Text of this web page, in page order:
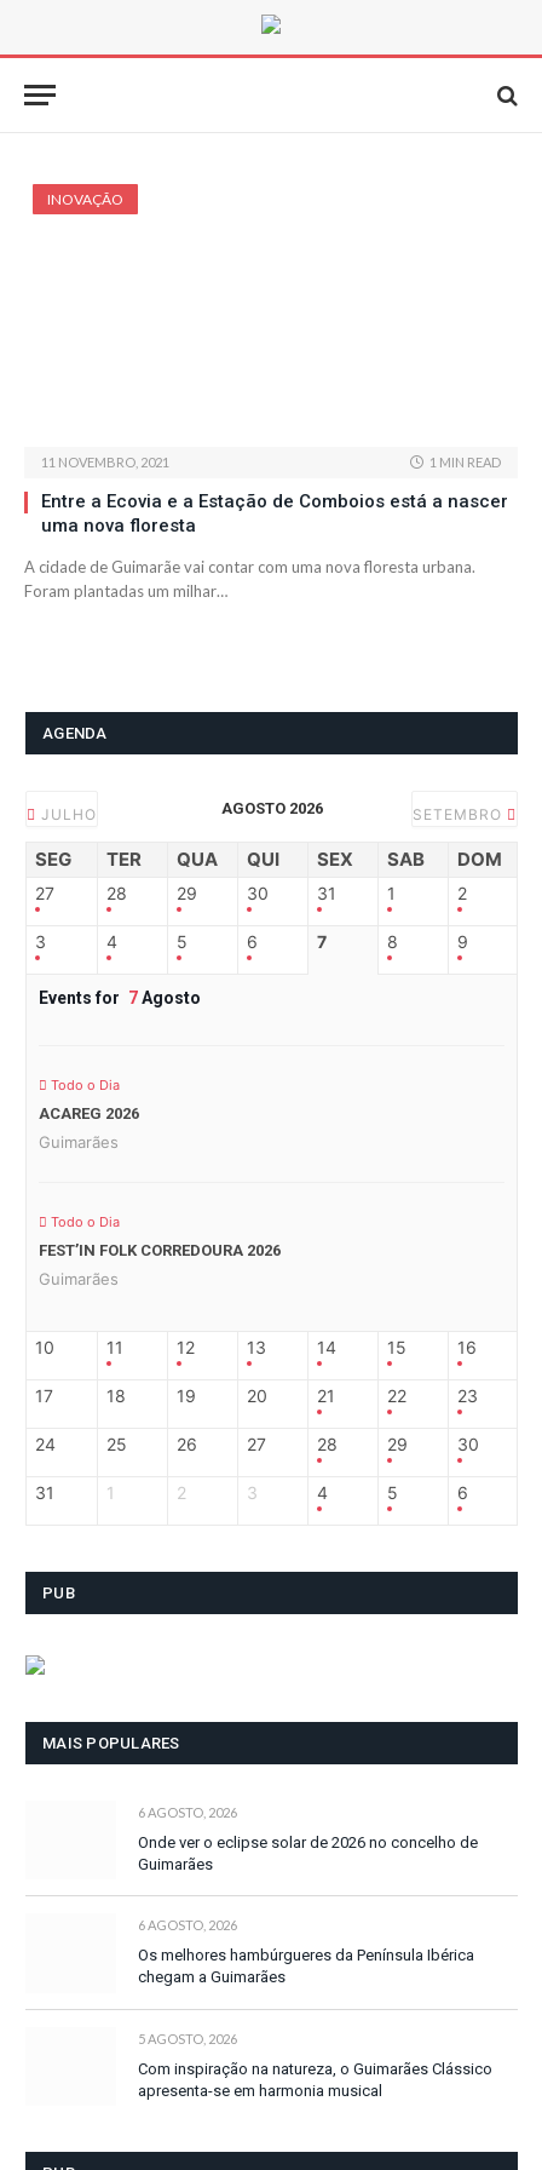
INOVAÇÃO
11 NOVEMBRO, 2021 1 MIN READ
Entre a Ecovia e a Estação de Comboios está a nascer
uma nova floresta
A cidade de Guimarãe vai contar com uma nova floresta urbana.
Foram plantadas um milhar…
AGENDA
JULHO AGOSTO 2026 SETEMBRO
SEG TER QUA QUI SEX SAB DOM
27 28 29 30 31 1 2
3 4 5 6 7 8 9
Events for 7Agosto
Todo o Dia
ACAREG 2026
Guimarães
Todo o Dia
FEST’IN FOLK CORREDOURA 2026
Guimarães
10 11 12 13 14 15 16
17 18 19 20 21 22 23
24 25 26 27 28 29 30
31 1 2 3 4 5 6
PUB
MAIS POPULARES
6 AGOSTO, 2026
Onde ver o eclipse solar de 2026 no concelho de
Guimarães
6 AGOSTO, 2026
Os melhores hambúrgueres da Península Ibérica
chegam a Guimarães
5 AGOSTO, 2026
Com inspiração na natureza, o Guimarães Clássico
apresenta-se em harmonia musical